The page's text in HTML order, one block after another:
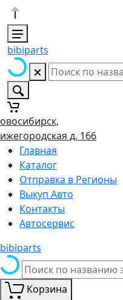
bibiparts
д. 166
Главная
Каталог
Отправка в Регионы
Выкуп Авто
Контакты
Автосервис
bibiparts
Корзина